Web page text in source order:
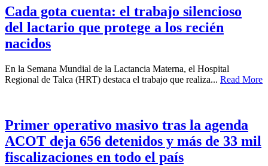
Cada gota cuenta: el trabajo silencioso
del lactario que protege a los recién
nacidos
En la Semana Mundial de la Lactancia Materna, el Hospital
Regional de Talca (HRT) destaca el trabajo que realiza... Read More
Primer operativo masivo tras la agenda
ACOT deja 656 detenidos y más de 33 mil
fiscalizaciones en todo el país